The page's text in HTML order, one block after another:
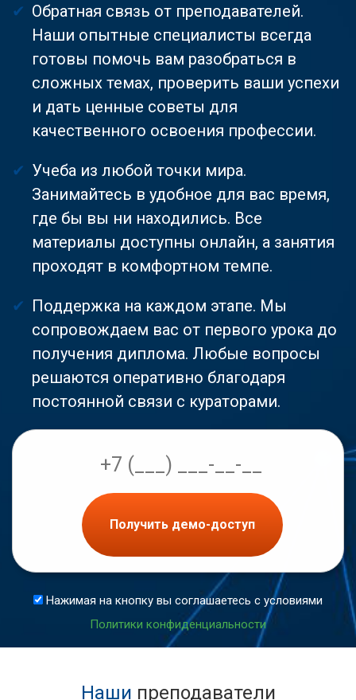
Обратная связь от преподавателей.
Наши опытные специалисты всегда
готовы помочь вам разобраться в
сложных темах, проверить ваши успехи
и дать ценные советы для
качественного освоения профессии.
Учеба из любой точки мира.
Занимайтесь в удобное для вас время,
где бы вы ни находились. Все
материалы доступны онлайн, а занятия
проходят в комфортном темпе.
Поддержка на каждом этапе. Мы
сопровождаем вас от первого урока до
получения диплома. Любые вопросы
решаются оперативно благодаря
постоянной связи с кураторами.
Получить демо-доступ
Нажимая на кнопку вы соглашаетесь с условиями
Политики конфиденциальности
Наши преподаватели